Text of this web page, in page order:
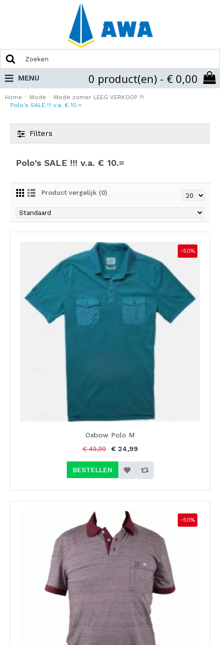
0 product(en) - € 0,00
MENU
Home Mode
Mode zomer LEEG VERKOOP !!!
Polo's SALE !!! v.a. € 10.=
Filters
Polo's SALE !!! v.a. € 10.=
Product vergelijk (0)
-50%
Oxbow Polo M
€ 49,99 € 24,99
BESTELLEN
-50%